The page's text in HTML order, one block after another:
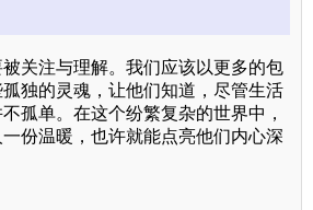
关注与理解。我们应该以更多的包
独的灵魂，让他们知道，尽管生活
孤单。在这个纷繁复杂的世界中，
份温暖，也许就能点亮他们内心深